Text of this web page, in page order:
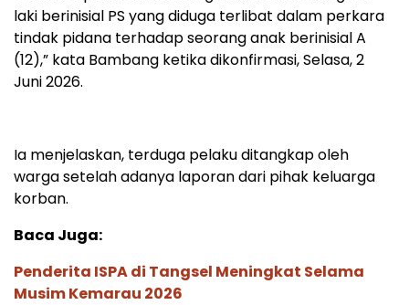
laki berinisial PS yang diduga terlibat dalam perkara
tindak pidana terhadap seorang anak berinisial A
(12),” kata Bambang ketika dikonfirmasi, Selasa, 2
Juni 2026.
Ia menjelaskan, terduga pelaku ditangkap oleh
warga setelah adanya laporan dari pihak keluarga
korban.
Baca Juga:
Penderita ISPA di Tangsel Meningkat Selama
Musim Kemarau 2026